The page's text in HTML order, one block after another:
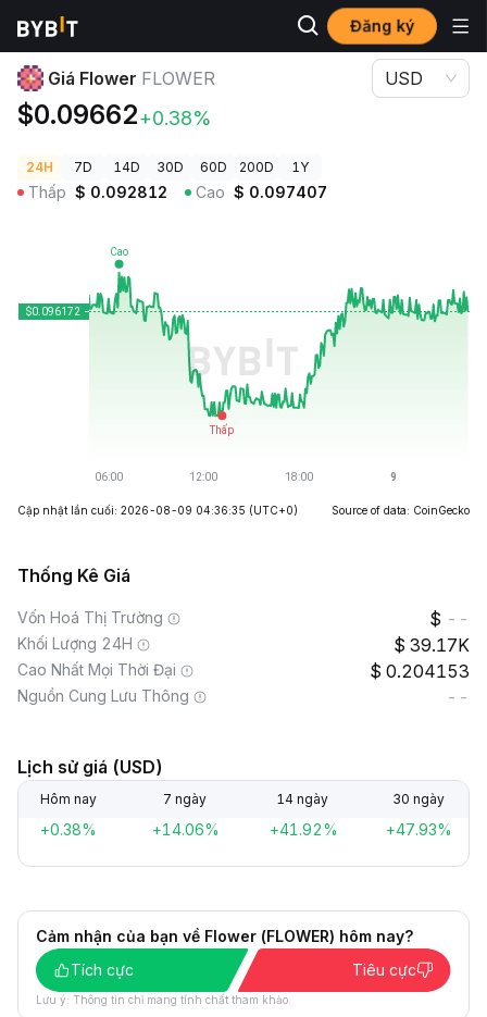
Đăng ký
Giá Tiền Điện Tử
Giá Flower FLOWER
$0.09662+0.38%
USD
24H 7D 14D 30D 60D 200D 1Y
Thấp $ 0.092812 Cao $ 0.097407
Cập nhật lần cuối: 2026-08-09 04:36:35 (UTC+0) Source of data: CoinGecko
Thống Kê Giá
Vốn Hoá Thị Trường --
Khối Lượng 24H 39.17K
Cao Nhất Mọi Thời Đại 0.204153
Nguồn Cung Lưu Thông --
Lịch sử giá (USD)
Hôm nay 7 ngày 14 ngày 30 ngày
+0.38% +14.06% +41.92% +47.93%
Cảm nhận của bạn về Flower (FLOWER) hôm nay?
Tích cực
Tiêu cực
Lưu ý: Thông tin chỉ mang tính chất tham khảo.